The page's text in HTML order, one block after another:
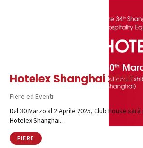
Hotelex Shanghai 2026
Fiere ed Eventi
Dal 30 Marzo al 2 Aprile 2025, Club House
Hotelex Shanghai…
FIERE